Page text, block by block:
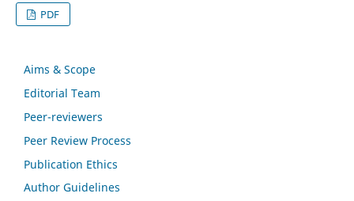
PDF
Aims & Scope
Editorial Team
Peer-reviewers
Peer Review Process
Publication Ethics
Author Guidelines